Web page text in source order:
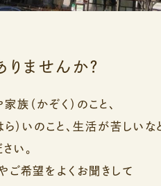
りませんか？
族（かぞく）のこと、
）いのこと、生活が苦しいな
い。
希望をよくお聞きして